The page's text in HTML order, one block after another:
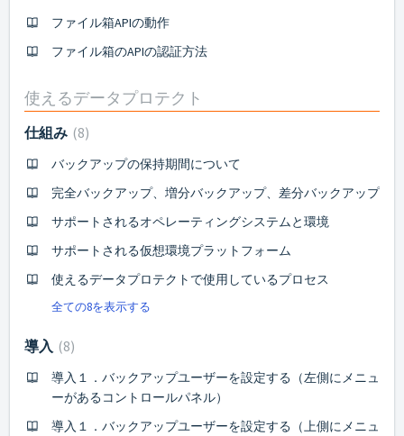
ファイル箱APIの動作
ファイル箱のAPIの認証方法
使えるデータプロテクト
仕組み 8
バックアップの保持期間について
完全バックアップ、増分バックアップ、差分バックアップ
サポートされるオペレーティングシステムと環境
サポートされる仮想環境プラットフォーム
使えるデータプロテクトで使用しているプロセス
全ての8を表示する
導入 8
導入１．バックアップユーザーを設定する（左側にメニュ
ーがあるコントロールパネル）
導入１．バックアップユーザーを設定する（上側にメニュ